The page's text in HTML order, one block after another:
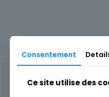
Type
Carte postale
Origine
Asie
Produits similaires
Consentement
Ce site utilise des